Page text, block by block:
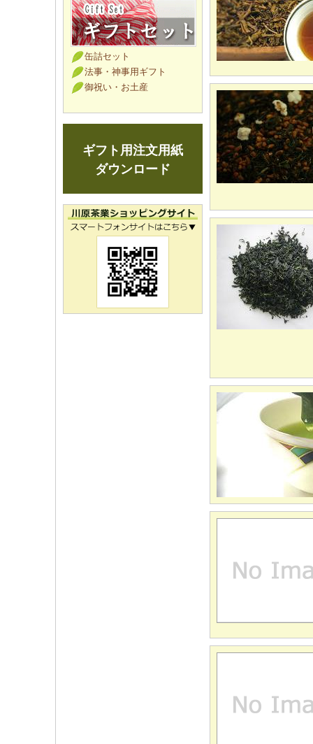
缶詰セット
法事・神事用ギフト
御祝い・お土産
ギフト用注文用紙
ダウンロード